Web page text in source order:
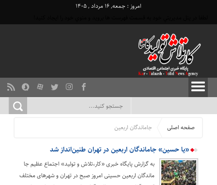
امروز : جمعه, ۱۶ مرداد , ۱۴۰۵
صفحه اصلی جاماندگان اربعین
«یا حسین» جاماندگان اربعین در تهران طنین‌انداز شد
به گزارش پایگاه خبری «کار،تلاش و تولید» اجتماع عظیم جا
ماندگان اربعین حسینی امروز صبح در تهران و شهر‌های مختلف